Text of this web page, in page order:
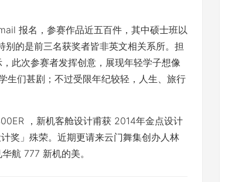
报名，参赛作品近五百件，其中硕士班以
的是前三名获奖者皆非英文相关系所。担
此次参赛者发挥创意，展现年轻学子想像
生们甚剧；不过受限年纪较轻，人生、旅行
，新机客舱设计甫获 2014年金点设计
奖」殊荣。近期更请来云门舞集创办人林
航 777 新机的美。